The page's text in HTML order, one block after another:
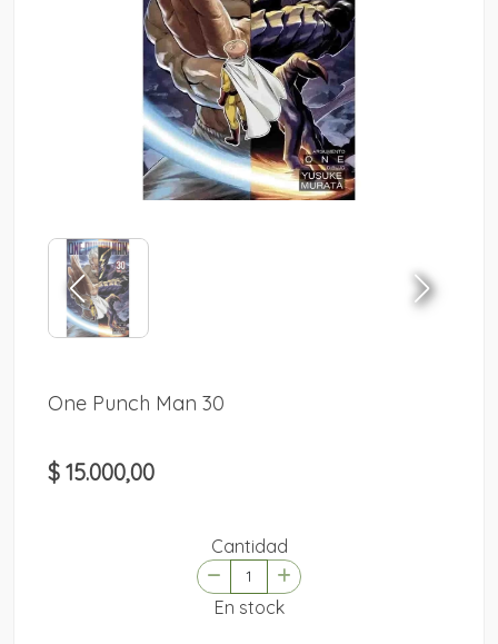
One Punch Man 30
$ 15.000,00
Cantidad
En stock